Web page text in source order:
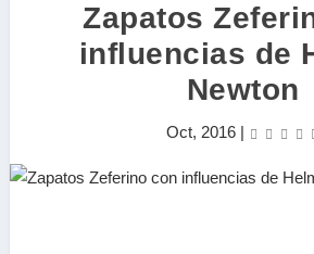
Zapatos
influencias de
Newton
Oct, 2016|